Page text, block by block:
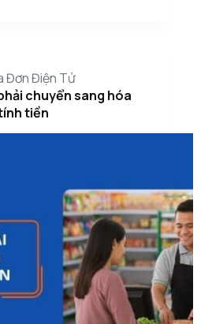
Đơn Điện Tử
chuyển sang hóa
tiền